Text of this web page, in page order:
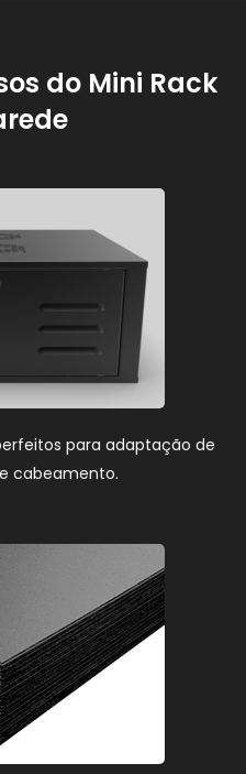
do Mini Rack
para adaptação de
cabeamento.